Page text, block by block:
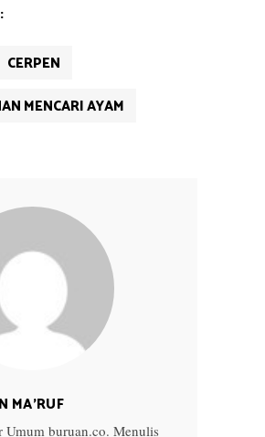
CERPEN
MENCARI AYAM
MA'RUF
Umum buruan.co. Menulis